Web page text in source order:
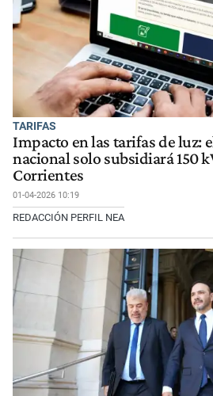
TARIFAS
Impacto en las tarifas de luz:
nacional solo subsidiará 150
Corrientes
01-04-2026 10:19
REDACCIÓN PERFIL NEA